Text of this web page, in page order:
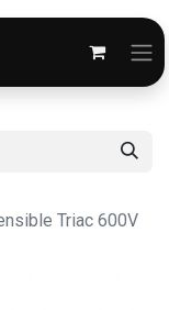
Triac 600V